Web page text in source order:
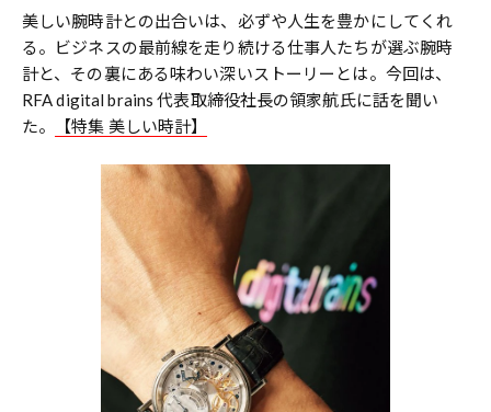
美しい腕時計との出合いは、必ずや人生を豊かにしてくれ
る。ビジネスの最前線を走り続ける仕事人たちが選ぶ腕時
計と、その裏にある味わい深いストーリーとは。今回は、
RFA digital brains 代表取締役社長の領家航氏に話を聞い
た。
【特集 美しい時計】